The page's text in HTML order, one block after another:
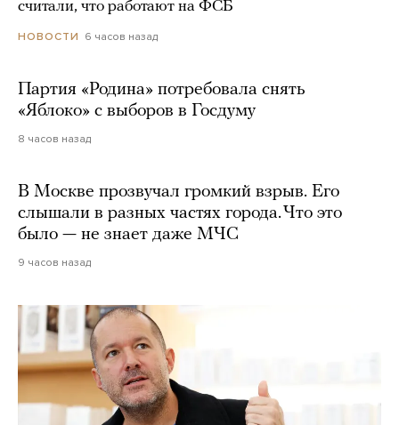
считали, что работают на ФСБ
НОВОСТИ 6 часов назад
Партия «Родина» потребовала снять
«Яблоко» с выборов в Госдуму
8 часов назад
В Москве прозвучал громкий взрыв. Его
слышали в разных частях города. Что это
было — не знает даже МЧС
9 часов назад